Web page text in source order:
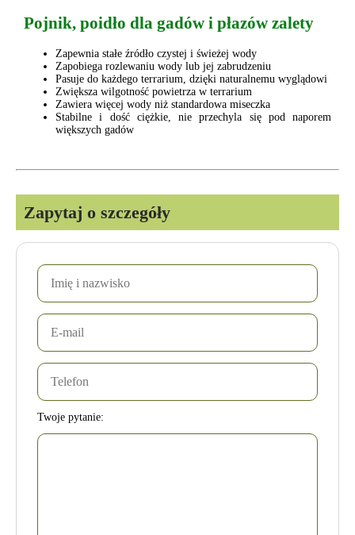
Pojnik, poidło dla gadów i płazów zalety
Zapewnia stałe źródło czystej i świeżej wody
Zapobiega rozlewaniu wody lub jej zabrudzeniu
Pasuje do każdego terrarium, dzięki naturalnemu wyglądowi
Zwiększa wilgotność powietrza w terrarium
Zawiera więcej wody niż standardowa miseczka
Stabilne i dość ciężkie, nie przechyla się pod naporem
większych gadów
Zapytaj o szczegóły
Twoje pytanie: